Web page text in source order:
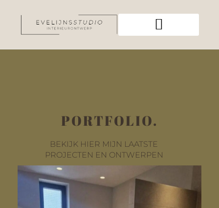
PORTFOLIO.
BEKIJK HIER MIJN LAATSTE
PROJECTEN EN ONTWERPEN